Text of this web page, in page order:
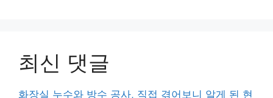
최신 댓글
화장실 누수와 방수 공사, 직접 겪어보니 알게 된 현